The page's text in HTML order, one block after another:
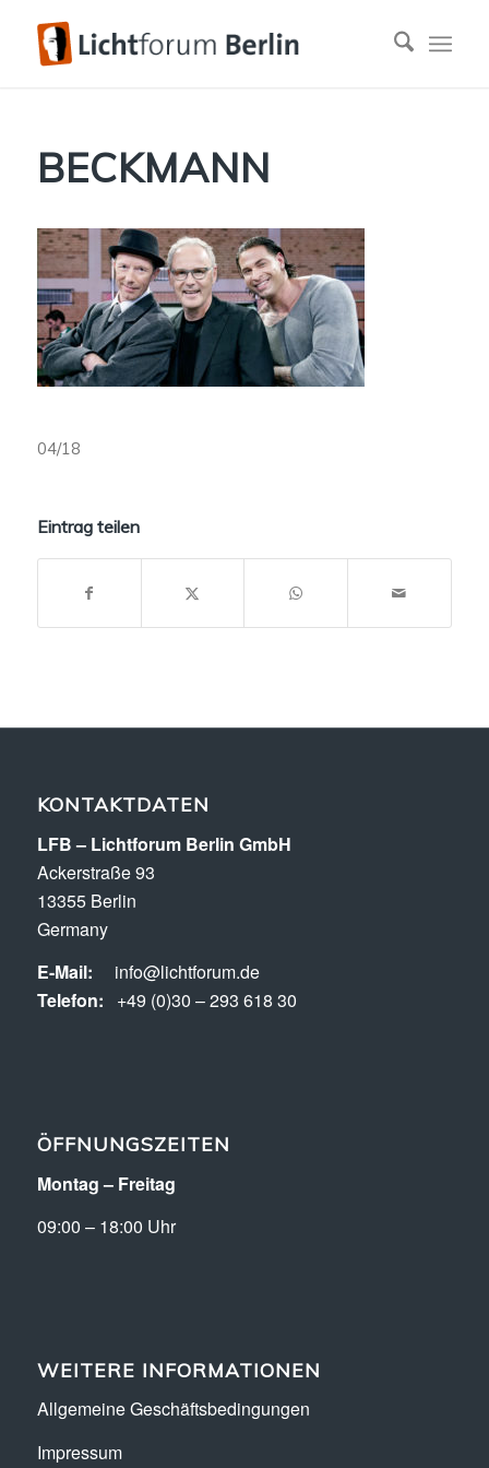
BECKMANN
04/18
Eintrag teilen
KONTAKTDATEN
LFB – Lichtforum Berlin GmbH
Ackerstraße 93
13355 Berlin
Germany
E-Mail: info@lichtforum.de
Telefon: +49 (0)30 – 293 618 30
ÖFFNUNGSZEITEN
Montag – Freitag
09:00 – 18:00 Uhr
WEITERE INFORMATIONEN
Allgemeine Geschäftsbedingungen
Impressum